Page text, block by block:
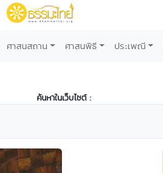
ศาสนสถาน ศาสนพิธี ประเพณี
ค้นหาในเว็บไซต์ :